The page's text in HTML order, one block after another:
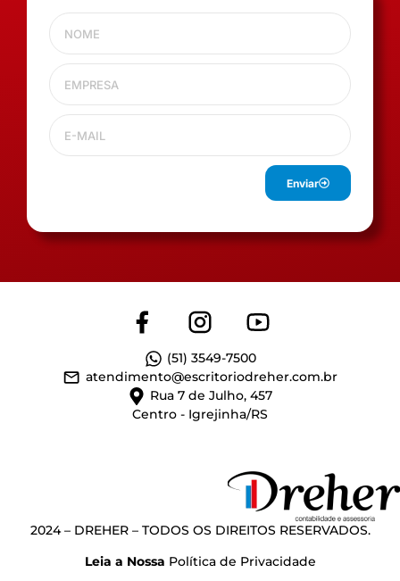
Enviar
(51) 3549-7500
atendimento@escritoriodreher.com.br
Rua 7 de Julho, 457
Centro - Igrejinha/RS
2024 – DREHER – TODOS OS DIREITOS RESERVADOS.
Leia a Nossa Política de Privacidade